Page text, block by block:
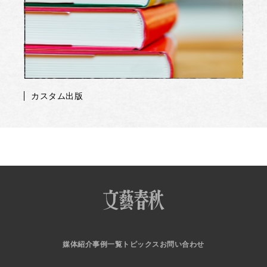
カスタム出版
媒体紹介事例一覧 トピックス お問い合わせ